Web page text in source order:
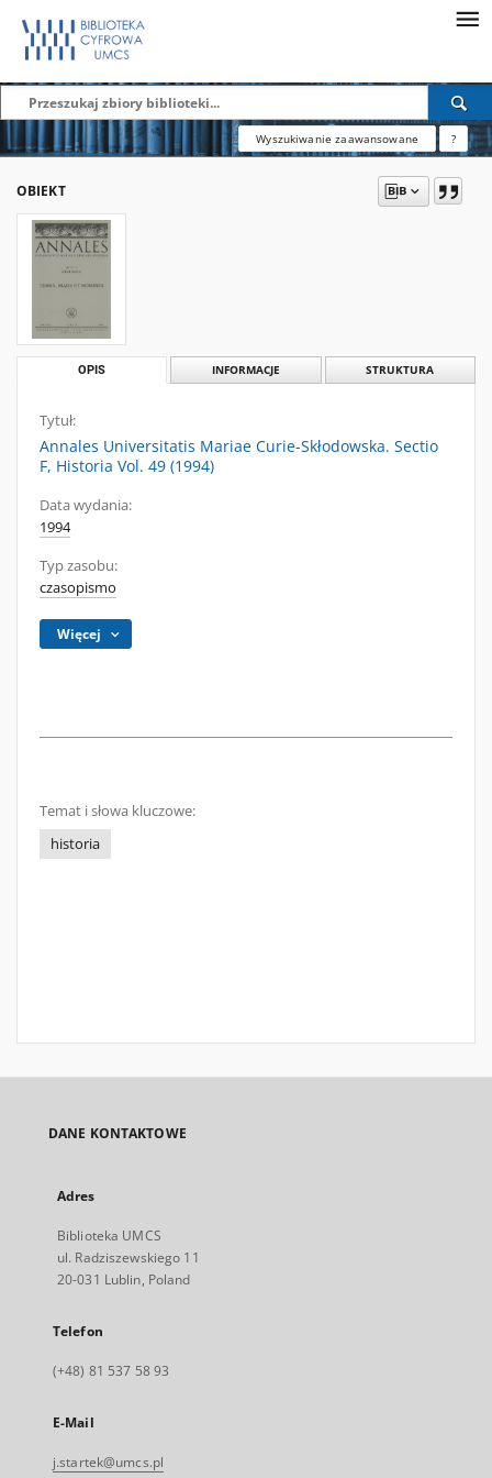
Wyszukiwanie zaawansowane ?
OBIEKT
OPIS INFORMACJE STRUKTURA
Tytuł:
Annales Universitatis Mariae Curie-Skłodowska. Sectio
F, Historia Vol. 49 (1994)
Data wydania:
1994
Typ zasobu:
czasopismo
Więcej
Temat i słowa kluczowe:
historia
DANE KONTAKTOWE
Adres
Biblioteka UMCS
ul. Radziszewskiego 11
20-031 Lublin, Poland
Telefon
(+48) 81 537 58 93
E-Mail
j.startek@umcs.pl